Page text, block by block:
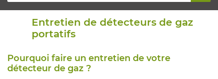
Entretien de détecteurs de gaz
portatifs
Pourquoi faire un entretien de votre
détecteur de gaz ?